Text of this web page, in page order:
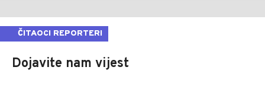
ČITAOCI REPORTERI
Dojavite nam vijest